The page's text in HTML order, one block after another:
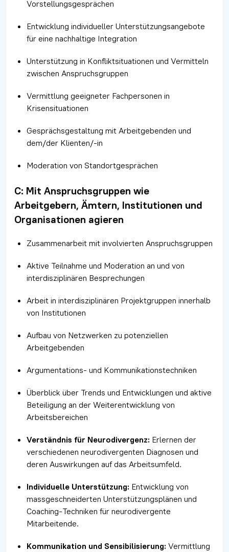
Vorstellungsgesprächen
Entwicklung individueller Unterstützungsangebote
für eine nachhaltige Integration
Unterstützung in Konfliktsituationen und Vermitteln
zwischen Anspruchsgruppen
Vermittlung geeigneter Fachpersonen in
Krisensituationen
Gesprächsgestaltung mit Arbeitgebenden und
dem/der Klienten/-in
Moderation von Standortgesprächen
C: Mit Anspruchsgruppen wie
Arbeitgebern, Ämtern, Institutionen und
Organisationen agieren
Zusammenarbeit mit involvierten Anspruchsgruppen
Aktive Teilnahme und Moderation an und von
interdisziplinären Besprechungen
Arbeit in interdisziplinären Projektgruppen innerhalb
von Institutionen
Aufbau von Netzwerken zu potenziellen
Arbeitgebenden
Argumentations- und Kommunikationstechniken
Überblick über Trends und Entwicklungen und aktive
Beteiligung an der Weiterentwicklung von
Arbeitsbereichen
Verständnis für Neurodivergenz: Erlernen der
verschiedenen neurodivergenten Diagnosen und
deren Auswirkungen auf das Arbeitsumfeld.
Individuelle Unterstützung: Entwicklung von
massgeschneiderten Unterstützungsplänen und
Coaching-Techniken für neurodivergente
Mitarbeitende.
Kommunikation und Sensibilisierung: Vermittlung